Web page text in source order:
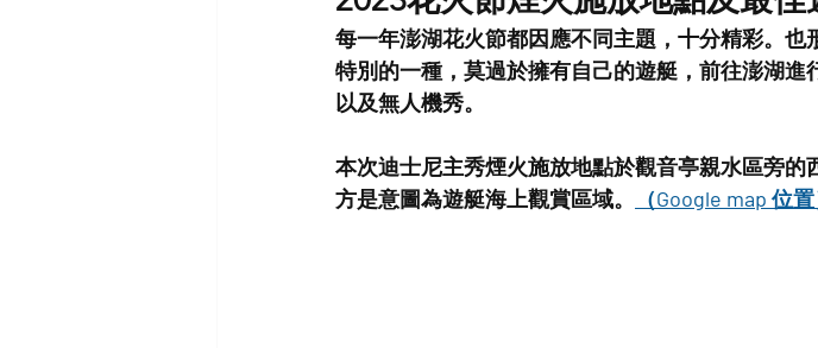
每一年澎湖花火節都因應不同主題，十分精彩。
特別的一種，莫過於擁有自己的遊艇，前往澎湖
以及無人機秀。
本次迪士尼主秀煙火施放地點於觀音亭親水區旁
方是意圖為遊艇海上觀賞區域。
（Google map 位置